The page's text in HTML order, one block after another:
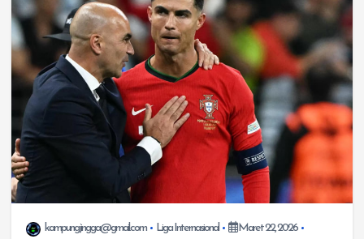
kampungjingga@gmail.com Liga Internasional
Maret 22, 2026